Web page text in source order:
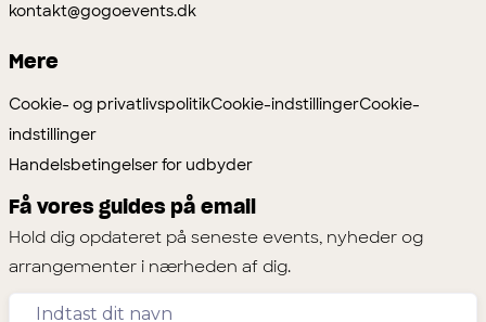
kontakt@gogoevents.dk
Mere
Cookie- og privatlivspolitikCookie-indstillingerCookie-
indstillinger
Handelsbetingelser for udbyder
Få vores guides på email
Hold dig opdateret på seneste events, nyheder og
arrangementer i nærheden af dig.